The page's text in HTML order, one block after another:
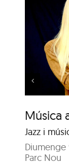
Música
Jazz i
Diumenge
Parc Nou